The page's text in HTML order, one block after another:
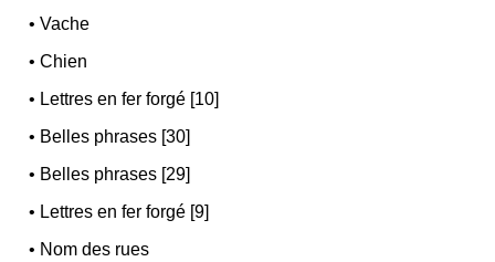
•Vache
•Chien
• Lettres en fer forgé [10]
• Belles phrases [30]
• Belles phrases [29]
• Lettres en fer forgé [9]
• Nom des rues